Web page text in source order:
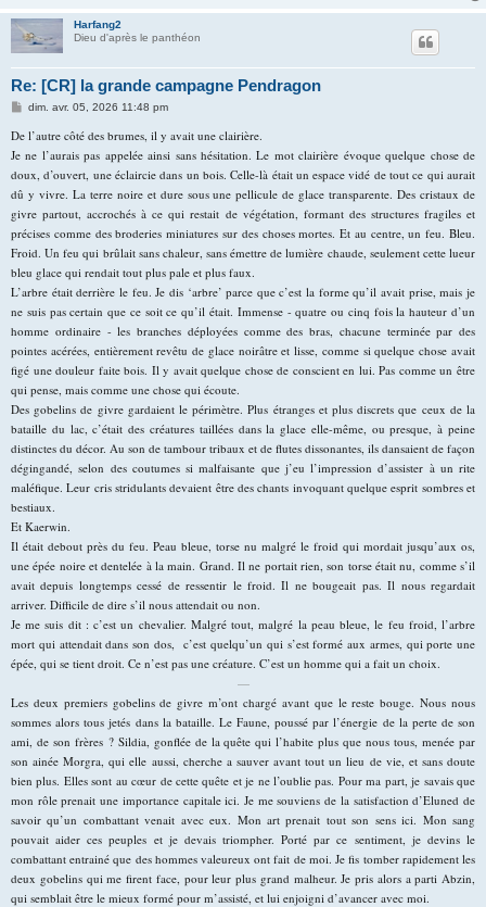
Harfang2
Dieu d'après le panthéon
Re: [CR] la grande campagne Pendragon
M
s
a
dim. avr. 05, 2026 11:48 pm
De l’autre côté des brumes, il y avait une clairière.
Je ne l’aurais pas appelée ainsi sans hésitation. Le mot clairière évoque quelque chose de
doux, d’ouvert, une éclaircie dans un bois. Celle-là était un espace vidé de tout ce qui aurait
dû y vivre. La terre noire et dure sous une pellicule de glace transparente. Des cristaux de
givre partout, accrochés à ce qui restait de végétation, formant des structures fragiles et
précises comme des broderies miniatures sur des choses mortes. Et au centre, un feu. Bleu.
Froid. Un feu qui brûlait sans chaleur, sans émettre de lumière chaude, seulement cette lueur
bleu glace qui rendait tout plus pale et plus faux.
L’arbre était derrière le feu. Je dis ‘arbre’ parce que c’est la forme qu’il avait prise, mais je
ne suis pas certain que ce soit ce qu’il était. Immense - quatre ou cinq fois la hauteur d’un
homme ordinaire - les branches déployées comme des bras, chacune terminée par des
pointes acérées, entièrement revêtu de glace noirâtre et lisse, comme si quelque chose avait
figé une douleur faite bois. Il y avait quelque chose de conscient en lui. Pas comme un être
qui pense, mais comme une chose qui écoute.
Des gobelins de givre gardaient le périmètre. Plus étranges et plus discrets que ceux de la
bataille du lac, c’était des créatures taillées dans la glace elle-même, ou presque, à peine
distinctes du décor. Au son de tambour tribaux et de flutes dissonantes, ils dansaient de façon
dégingandé, selon des coutumes si malfaisante que j’eu l’impression d’assister à un rite
maléfique. Leur cris stridulants devaient être des chants invoquant quelque esprit sombres et
bestiaux.
Et Kaerwin.
Il était debout près du feu. Peau bleue, torse nu malgré le froid qui mordait jusqu’aux os,
une épée noire et dentelée à la main. Grand. Il ne portait rien, son torse était nu, comme s’il
avait depuis longtemps cessé de ressentir le froid. Il ne bougeait pas. Il nous regardait
arriver. Difficile de dire s’il nous attendait ou non.
Je me suis dit : c’est un chevalier. Malgré tout, malgré la peau bleue, le feu froid, l’arbre
mort qui attendait dans son dos, c’est quelqu’un qui s’est formé aux armes, qui porte une
épée, qui se tient droit. Ce n’est pas une créature. C’est un homme qui a fait un choix.
—
Les deux premiers gobelins de givre m’ont chargé avant que le reste bouge. Nous nous
sommes alors tous jetés dans la bataille. Le Faune, poussé par l’énergie de la perte de son
ami, de son frères ? Sildia, gonflée de la quête qui l’habite plus que nous tous, menée par
son ainée Morgra, qui elle aussi, cherche a sauver avant tout un lieu de vie, et sans doute
bien plus. Elles sont au cœur de cette quête et je ne l’oublie pas. Pour ma part, je savais que
mon rôle prenait une importance capitale ici. Je me souviens de la satisfaction d’Eluned de
savoir qu’un combattant venait avec eux. Mon art prenait tout son sens ici. Mon sang
pouvait aider ces peuples et je devais triompher. Porté par ce sentiment, je devins le
combattant entrainé que des hommes valeureux ont fait de moi. Je fis tomber rapidement les
deux gobelins qui me firent face, pour leur plus grand malheur. Je pris alors a parti Abzin,
qui semblait être le mieux formé pour m’assisté, et lui enjoigni d’avancer avec moi.